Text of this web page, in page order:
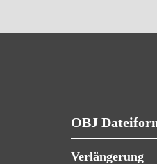
OBJ
Verlängerung